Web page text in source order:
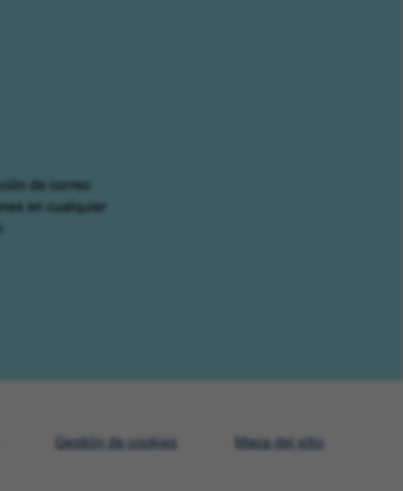
en cualquier
Gestión de cookies Mapa del sitio